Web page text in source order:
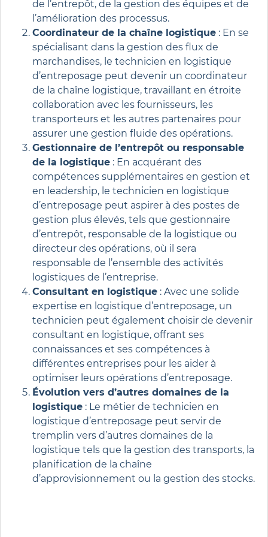
de l’entrepôt, de la gestion des équipes et de
l’amélioration des processus.
Coordinateur de la chaîne logistique : En se
spécialisant dans la gestion des flux de
marchandises, le technicien en logistique
d’entreposage peut devenir un coordinateur
de la chaîne logistique, travaillant en étroite
collaboration avec les fournisseurs, les
transporteurs et les autres partenaires pour
assurer une gestion fluide des opérations.
Gestionnaire de l’entrepôt ou responsable
de la logistique : En acquérant des
compétences supplémentaires en gestion et
en leadership, le technicien en logistique
d’entreposage peut aspirer à des postes de
gestion plus élevés, tels que gestionnaire
d’entrepôt, responsable de la logistique ou
directeur des opérations, où il sera
responsable de l’ensemble des activités
logistiques de l’entreprise.
Consultant en logistique : Avec une solide
expertise en logistique d’entreposage, un
technicien peut également choisir de devenir
consultant en logistique, offrant ses
connaissances et ses compétences à
différentes entreprises pour les aider à
optimiser leurs opérations d’entreposage.
Évolution vers d’autres domaines de la
logistique : Le métier de technicien en
logistique d’entreposage peut servir de
tremplin vers d’autres domaines de la
logistique tels que la gestion des transports, la
planification de la chaîne
d’approvisionnement ou la gestion des stocks.